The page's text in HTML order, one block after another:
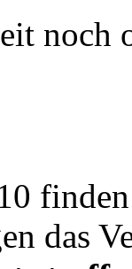
noch
das